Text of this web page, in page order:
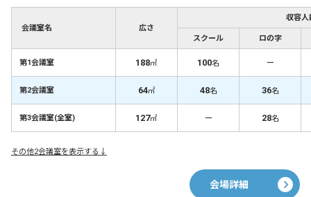
会議室名 広さ
収容人
スクール ロの字
第1会議室 188㎡ 100名 －
第2会議室 64㎡ 48名 36名
第3会議室(全室) 127㎡ － 28名
その他2会議室を表示する↓
会場詳細